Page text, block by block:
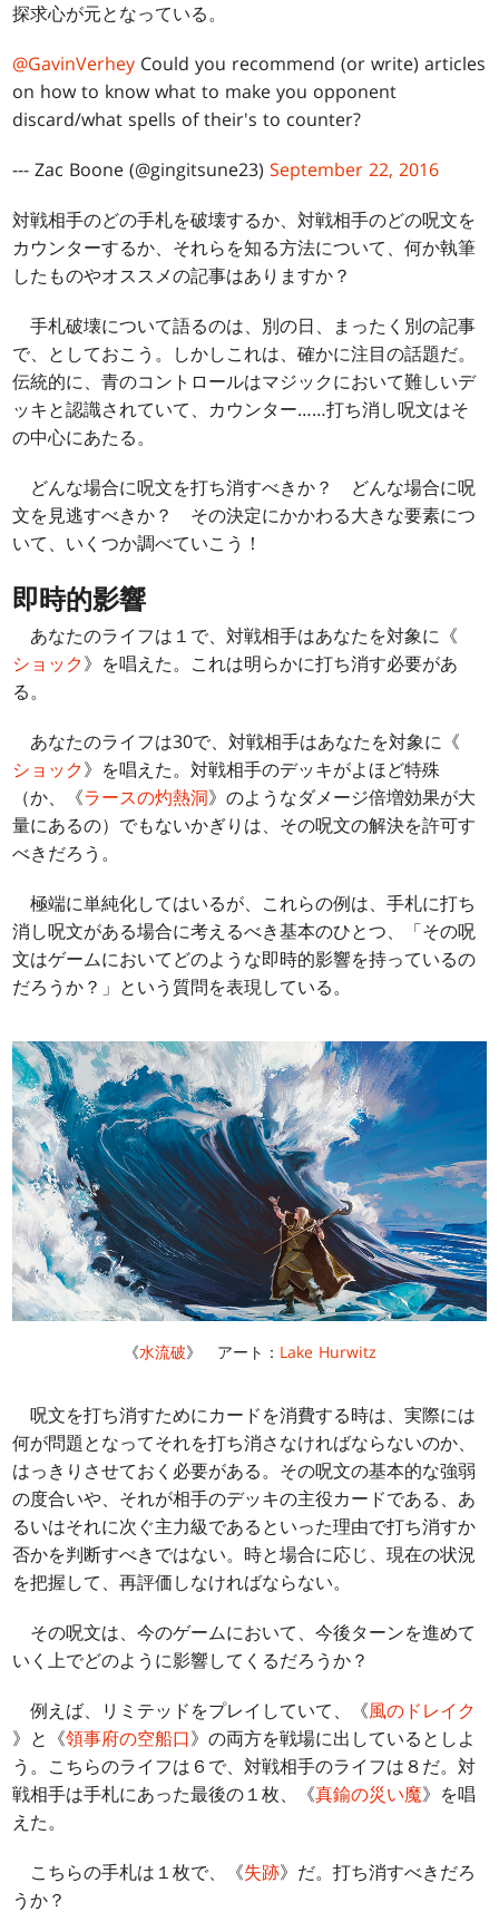
探求心が元となっている。
@GavinVerhey Could you recommend (or write) articles
on how to know what to make you opponent
discard/what spells of their's to counter?
--- Zac Boone (@gingitsune23)September 22, 2016
対戦相手のどの手札を破壊するか、対戦相手のどの呪文を
カウンターするか、それらを知る方法について、何か執筆
したものやオススメの記事はありますか？
手札破壊について語るのは、別の日、まったく別の記事
で、としておこう。しかしこれは、確かに注目の話題だ。
伝統的に、青のコントロールはマジックにおいて難しいデ
ッキと認識されていて、カウンター……打ち消し呪文はそ
の中心にあたる。
どんな場合に呪文を打ち消すべきか？ どんな場合に呪
文を見逃すべきか？ その決定にかかわる大きな要素につ
いて、いくつか調べていこう！
即時的影響
あなたのライフは１で、対戦相手はあなたを対象に《
ショック》を唱えた。これは明らかに打ち消す必要があ
る。
あなたのライフは30で、対戦相手はあなたを対象に《
ショック》を唱えた。対戦相手のデッキがよほど特殊
（か、《ラースの灼熱洞》のようなダメージ倍増効果が大
量にあるの）でもないかぎりは、その呪文の解決を許可す
べきだろう。
極端に単純化してはいるが、これらの例は、手札に打ち
消し呪文がある場合に考えるべき基本のひとつ、「その呪
文はゲームにおいてどのような即時的影響を持っているの
だろうか？」という質問を表現している。
《水流破》 アート： Lake Hurwitz
呪文を打ち消すためにカードを消費する時は、実際には
何が問題となってそれを打ち消さなければならないのか、
はっきりさせておく必要がある。その呪文の基本的な強弱
の度合いや、それが相手のデッキの主役カードである、あ
るいはそれに次ぐ主力級であるといった理由で打ち消すか
否かを判断すべきではない。時と場合に応じ、現在の状況
を把握して、再評価しなければならない。
その呪文は、今のゲームにおいて、今後ターンを進めて
いく上でどのように影響してくるだろうか？
例えば、リミテッドをプレイしていて、《風のドレイク
》と《領事府の空船口》の両方を戦場に出しているとしよ
う。こちらのライフは６で、対戦相手のライフは８だ。対
戦相手は手札にあった最後の１枚、《真鍮の災い魔》を唱
えた。
こちらの手札は１枚で、《失跡》だ。打ち消すべきだろ
うか？